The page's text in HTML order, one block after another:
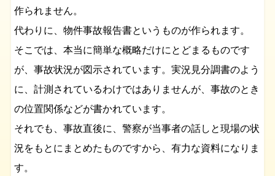
作られません。
代わりに、物件事故報告書というものが作られます。
そこでは、本当に簡単な概略だけにとどまるものです
が、事故状況が図示されています。実況見分調書のよう
に、計測されているわけではありませんが、事故のとき
の位置関係などが書かれています。
それでも、事故直後に、警察が当事者の話しと現場の状
況をもとにまとめたものですから、有力な資料になりま
す。